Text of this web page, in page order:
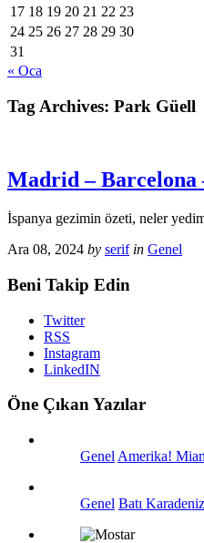
17 18 19 20 21 22 23
24 25 26 27 28 29 30
31
« Oca
Tag Archives: Park Güell
Madrid – Barcelona
İspanya gezimin özeti, neler
Ara 08, 2024 by serif in Genel
Beni Takip Edin
Twitter
RSS
Instagram
LinkedIN
Öne Çıkan Yazılar
Genel Amerika!
Genel Batı